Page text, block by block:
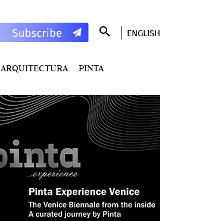
ENGLISH
ARQUITECTURA PINTA